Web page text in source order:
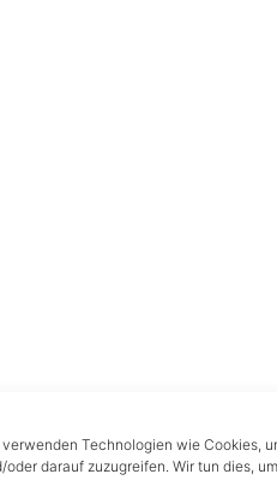
verwenden Technologien wie Cookies,
oder darauf zuzugreifen. Wir tun dies,